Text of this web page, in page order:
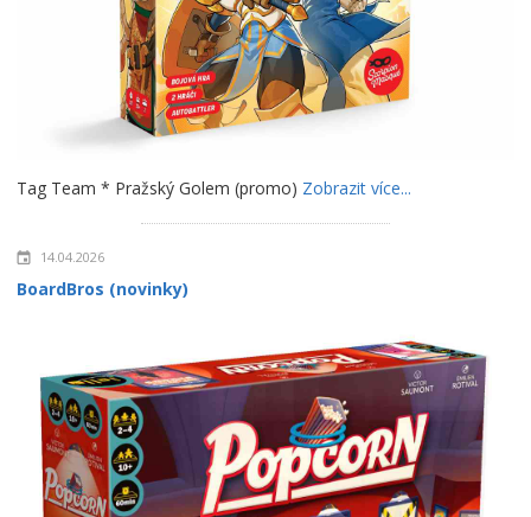
Tag Team * Pražský Golem (promo) Zobrazit více...
14.04.2026
BoardBros (novinky)